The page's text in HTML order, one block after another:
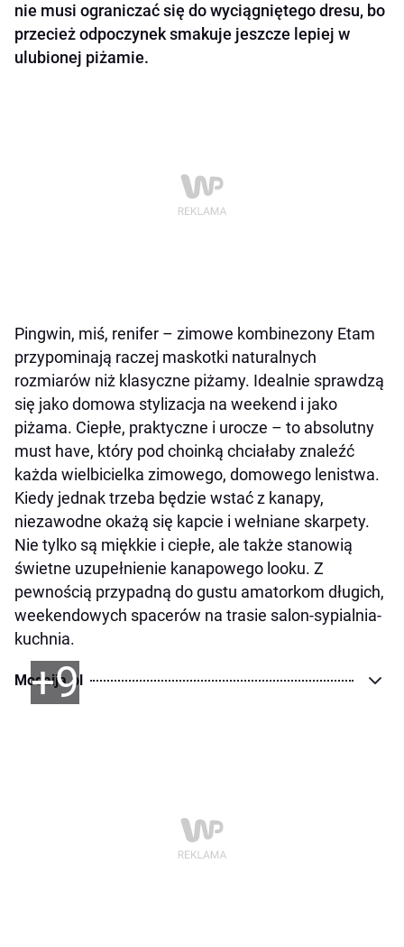
nie musi ograniczać się do wyciągniętego dresu, bo
przecież odpoczynek smakuje jeszcze lepiej w
ulubionej piżamie.
Pingwin, miś, renifer – zimowe kombinezony Etam
przypominają raczej maskotki naturalnych
rozmiarów niż klasyczne piżamy. Idealnie sprawdzą
się jako domowa stylizacja na weekend i jako
piżama. Ciepłe, praktyczne i urocze – to absolutny
must have, który pod choinką chciałaby znaleźć
każda wielbicielka zimowego, domowego lenistwa.
Kiedy jednak trzeba będzie wstać z kanapy,
niezawodne okażą się kapcie i wełniane skarpety.
Nie tylko są miękkie i ciepłe, ale także stanowią
świetne uzupełnienie kanapowego looku. Z
pewnością przypadną do gustu amatorkom długich,
weekendowych spacerów na trasie salon-sypialnia-
kuchnia.
+9
Modaija.pl